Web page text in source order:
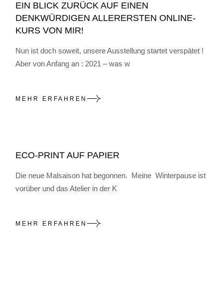
EIN BLICK ZURÜCK AUF EINEN
DENKWÜRDIGEN ALLERERSTEN ONLINE-
KURS VON MIR!
Nun ist doch soweit, unsere Ausstellung startet verspätet !
Aber von Anfang an : 2021 – was w
MEHR ERFAHREN
ECO-PRINT AUF PAPIER
Die neue Malsaison hat begonnen. Meine Winterpause ist
vorüber und das Atelier in der K
MEHR ERFAHREN